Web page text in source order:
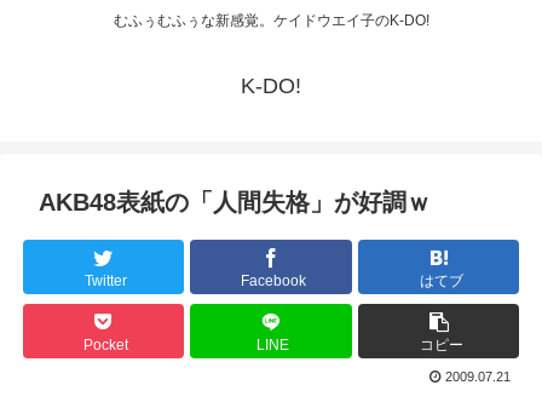
むふぅむふぅな新感覚。ケイドウエイ子のK-DO!
K-DO!
AKB48表紙の「人間失格」が好調ｗ
Twitter Facebook はてブ
Pocket LINE コピー
2009.07.21